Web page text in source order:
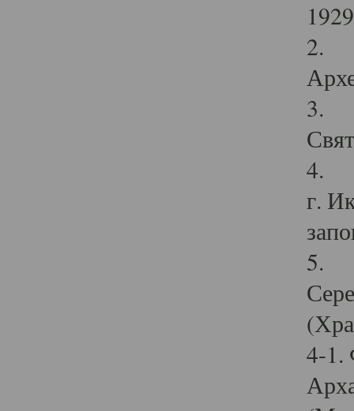
2.
3.
4.
г.
5.
4-1.